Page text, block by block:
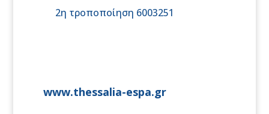
2η τροποποίηση 6003251
www.thessalia-espa.gr